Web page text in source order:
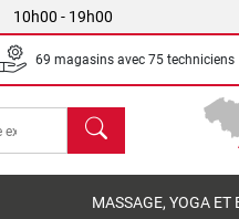
10h00 - 19h00
69 magasins avec 75 techniciens
chercher
MASSAGE, YOGA ET